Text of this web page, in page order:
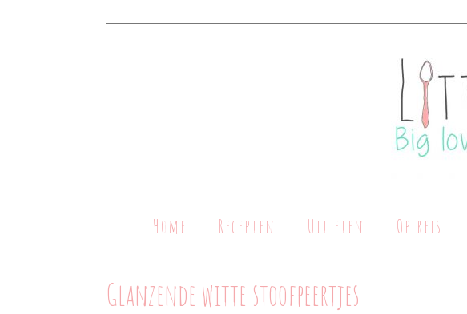
Home Recepten Uit eten Op reis
Glanzende witte stoofpeertjes